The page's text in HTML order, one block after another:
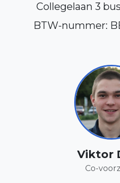
Collegelaan 3
BTW-nummer:
Viktor
Co-